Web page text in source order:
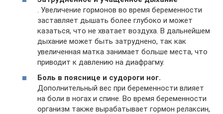
. Увеличение гормонов во время беременности
заставляет дышать более глубоко и может
казаться, что не хватает воздуха. В дальнейшем
дыхание может быть затруднено, так как
увеличенная матка занимает больше места, что
приводит к давлению на диафрагму.
Боль в пояснице и судороги ног.
Дополнительный вес при беременности влияет
на боли в ногах и спине. Во время беременности
организм также вырабатывает гормон релаксин,